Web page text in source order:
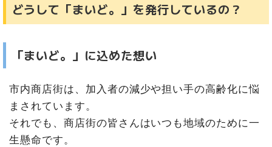
どうして「まいど。」を発行しているの？
「まいど。」に込めた想い
市内商店街は、加入者の減少や担い手の高齢化に悩
まされています。
それでも、商店街の皆さんはいつも地域のために一
生懸命です。